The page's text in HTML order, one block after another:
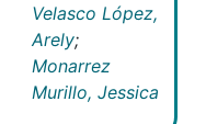
Velasco López,
Arely;
Monarrez
Murillo, Jessica